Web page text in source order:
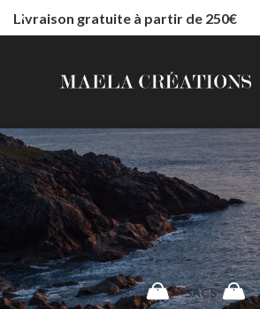
SACS
Livraison gratuite à partir de 250€